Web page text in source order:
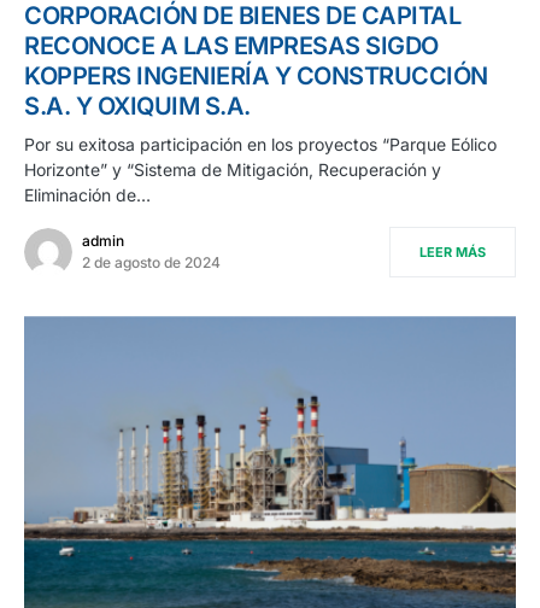
CORPORACIÓN DE BIENES DE CAPITAL
RECONOCE A LAS EMPRESAS SIGDO
KOPPERS INGENIERÍA Y CONSTRUCCIÓN
S.A. Y OXIQUIM S.A.
Por su exitosa participación en los proyectos “Parque Eólico
Horizonte” y “Sistema de Mitigación, Recuperación y
Eliminación de…
admin
2 de agosto de 2024
LEER MÁS